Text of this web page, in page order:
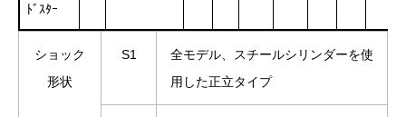
ﾄﾞｽﾀｰ
ショック
形状
S1
全モデル、スチールシリンダーを使
用した正立タイプ